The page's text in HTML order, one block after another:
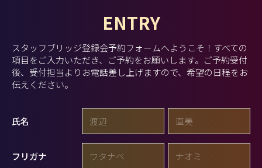
ENTRY
スタッフブリッジ登録会予約フォームへようこそ！ すべての
項目をご入力いただき、ご予約をお願いします。 ご予約受付
後、受付担当よりお電話差し上げますので、希望の日程をお
伝えください。
氏名
フリガナ